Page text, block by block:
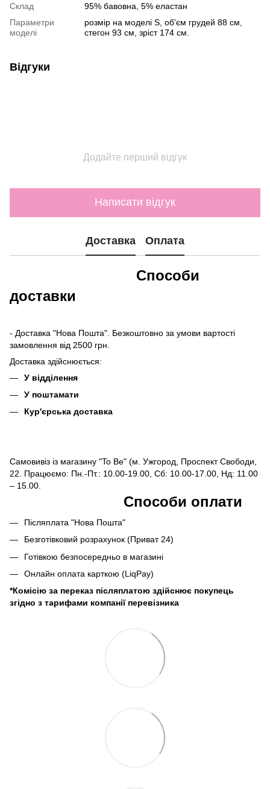
Склад
95% бавовна, 5% еластан
Параметри
моделі
розмір на моделі S, об'єм грудей 88 см,
стегон 93 см, зріст 174 см.
Відгуки
Додайте перший відгук
Написати відгук
Доставка Оплата
Способи
доставки
- Доставка "Нова Пошта". Безкоштовно за умови вартості
замовлення від 2500 грн.
Доставка здійснюється:
У відділення
У поштамати
Кур'єрська доставка
Самовивіз із магазину "To Be" (м. Ужгород, Проспект Свободи,
22. Працюємо: Пн.-Пт.: 10.00-19.00, Сб: 10.00-17.00, Нд: 11.00
– 15.00.
Способи оплати
Післяплата "Нова Пошта"
Безготівковий розрахунок (Приват 24)
Готівкою безпосередньо в магазині
Онлайн оплата карткою (LiqPay)
*Комісію за переказ післяплатою здійснює покупець
згідно з тарифами компанії перевізника